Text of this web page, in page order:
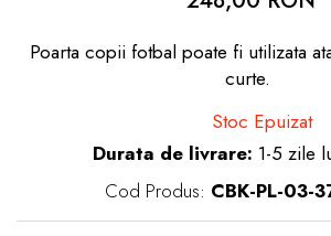
Produse îngrijire copii
Poarta copii fotbal poate fi utilizata
curte.
Stoc Epuizat
Durata de livrare: 1-5 zile
Cod Produs: CBK-PL-03-